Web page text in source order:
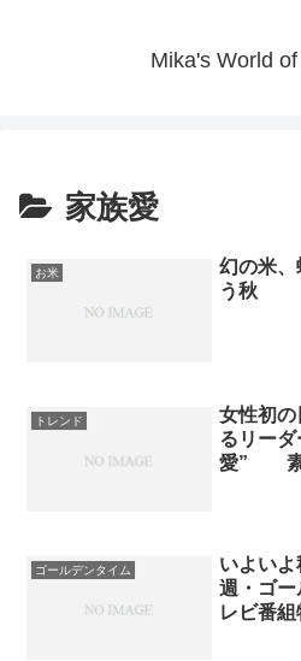
Mika's World
家族愛
お米
幻の米、
う秋
トレンド
女性初の
るリー
愛” 素
ゴールデンタイム
いよい
週・ゴ
レビ番組